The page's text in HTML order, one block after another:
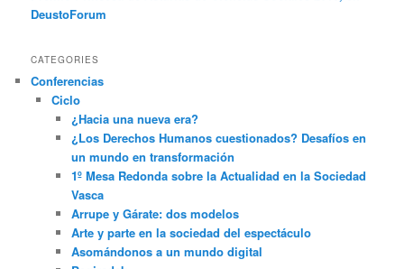
DeustoForum
CATEGORIES
Conferencias
Ciclo
¿Hacia una nueva era?
¿Los Derechos Humanos cuestionados? Desafíos en
un mundo en transformación
1º Mesa Redonda sobre la Actualidad en la Sociedad
Vasca
Arrupe y Gárate: dos modelos
Arte y parte en la sociedad del espectáculo
Asomándonos a un mundo digital